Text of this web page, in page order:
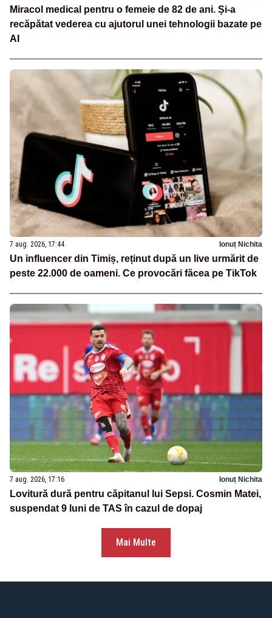
Miracol medical pentru o femeie de 82 de ani. Și-a
recăpătat vederea cu ajutorul unei tehnologii bazate pe
AI
7 aug. 2026, 17:44 Ionuț Nichita
Un influencer din Timiș, reținut după un live urmărit de
peste 22.000 de oameni. Ce provocări făcea pe TikTok
7 aug. 2026, 17:16 Ionuț Nichita
Lovitură dură pentru căpitanul lui Sepsi. Cosmin Matei,
suspendat 9 luni de TAS în cazul de dopaj
Mai Multe